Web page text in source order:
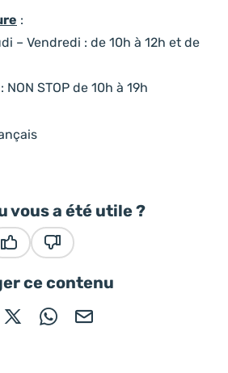
:
– Vendredi : de 10h à 12h et de
STOP de 10h à 19h
vous a été utile ?
ce contenu
sur Facebook (nouvelle fenêtre)
Partager sur X / Twitter (nouvelle
Partager sur WhatsApp
Partager par mail